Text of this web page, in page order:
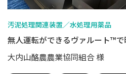
汚泥処理関連装置／水処理用薬品
無人運転ができるヴァルート™で
大内山酪農農業協同組合 様